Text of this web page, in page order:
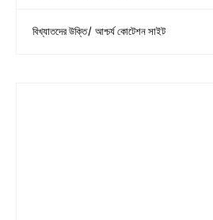
বিখ্যাতদের উক্তি/ আশ্চর্য কোটেশন সাইট